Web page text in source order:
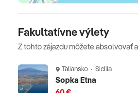
Fakultatívne výlety
Z tohto zájazdu môžete absolvovať
Taliansko · Sicília
Sopka Etna